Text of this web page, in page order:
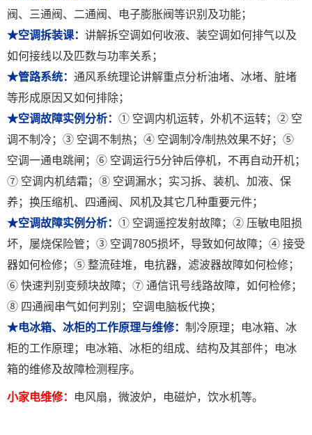
阀、三通阀、二通阀、电子膨胀阀等识别及功能；
★空调拆装课： 讲解拆空调如何收液、装空调如何排气以及
如何接线以及匹数与功率关系；
★管路系统： 通风系统理论讲解重点分析油堵、冰堵、脏堵
等形成原因又如何排除；
★空调故障实例分析： ① 空调内机运转，外机不运转；② 空
调不制冷；③ 空调不制热；④ 空调制冷/制热效果不好；⑤
空调一通电跳闸；⑥ 空调运行5分钟后停机，不再自动开机；
⑦ 空调内机结霜；⑧ 空调漏水；实习拆、装机、加液、保
养；换压缩机、四通阀、风机及其它几种重要元件；
★空调故障实例分析： ① 空调遥控发射故障；② 压敏电阻损
坏，屡烧保险管；③ 空调7805损坏，导致如何故障；④ 接受
器如何检修；⑤ 整流硅堆，电抗器，滤波器故障如何检修；
⑥ 快速判别变频块故障；⑦ 通信讯号线路故障，如何检修；
⑧ 四通阀串气如何判别；空调电脑板代换；
★电冰箱、冰柜的工作原理与维修： 制冷原理；电冰箱、冰
柜的工作原理；电冰箱、冰柜的组成、结构及其部件；电冰
箱的维修及故障检测程序。
小家电维修： 电风扇，微波炉，电磁炉，饮水机等。